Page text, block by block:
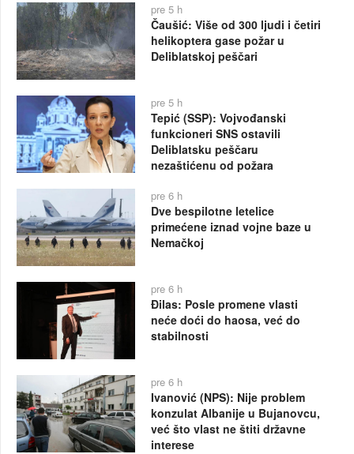
pre 5 h
Čaušić: Više od 300 ljudi i četiri
helikoptera gase požar u
Deliblatskoj peščari
pre 5 h
Tepić (SSP): Vojvođanski
funkcioneri SNS ostavili
Deliblatsku peščaru
nezaštićenu od požara
pre 6 h
Dve bespilotne letelice
primećene iznad vojne baze u
Nemačkoj
pre 6 h
Đilas: Posle promene vlasti
neće doći do haosa, već do
stabilnosti
pre 6 h
Ivanović (NPS): Nije problem
konzulat Albanije u Bujanovcu,
već što vlast ne štiti državne
interese